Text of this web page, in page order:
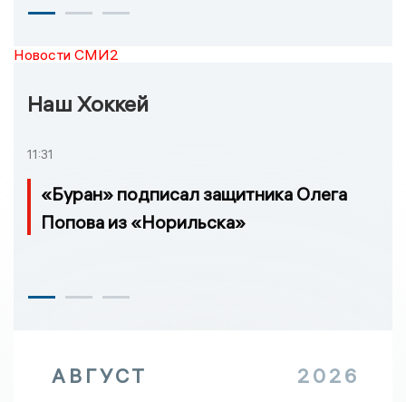
Новости СМИ2
Наш Хоккей
11:31
«Буран» подписал защитника Олега
Попова из «Норильска»
АВГУСТ 2026